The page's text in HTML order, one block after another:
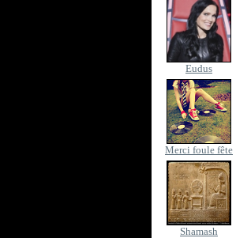
Eudus
Merci foule fête
Shamash